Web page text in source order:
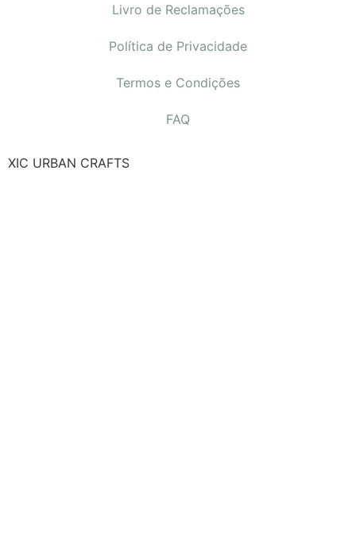
Livro de Reclamações
Política de Privacidade
Termos e Condições
FAQ
XIC URBAN CRAFTS